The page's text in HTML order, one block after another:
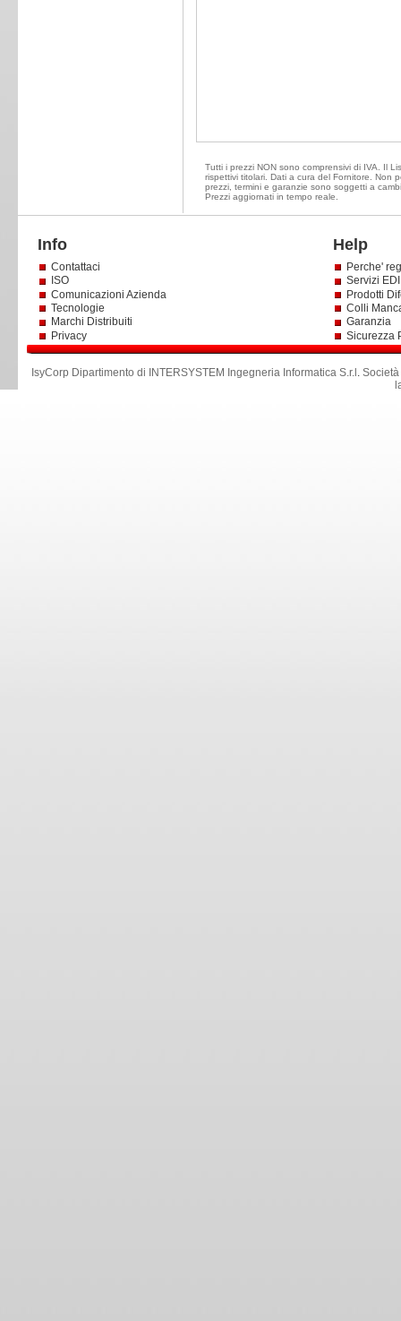
Tutti i prezzi NON sono comprensivi di IVA. Il
rispettivi titolari. Dati a cura del Fornitore. Non
prezzi, termini e garanzie sono soggetti a
Prezzi aggiornati in tempo reale.
Info Help
Contattaci
ISO
Comunicazioni Azienda
Tecnologie
Marchi Distribuiti
Privacy
Perche'
Servizi
Prodotti
Colli
Garanzia
Sicurezza
IsyCorp Dipartimento di INTERSYSTEM Ingegneria Informatica S.r.l .